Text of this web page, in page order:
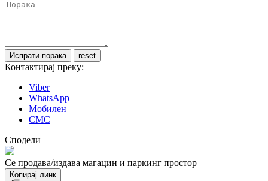
Контактирај преку:
Viber
WhatsApp
Мобилен
СМС
Сподели
Се продава/издава магацин и пaркинг простор
Копирај линк